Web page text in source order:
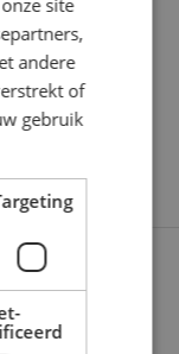
site
andere
of
gebruik